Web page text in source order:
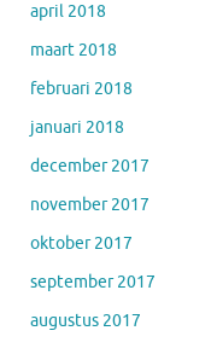
april 2018
maart 2018
februari 2018
januari 2018
december 2017
november 2017
oktober 2017
september 2017
augustus 2017